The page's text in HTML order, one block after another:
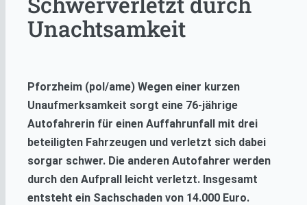
Unachtsamkeit
Pforzheim (pol/ame) Wegen einer kurzen
Unaufmerksamkeit sorgt eine 76-jährige
Autofahrerin für einen Auffahrunfall mit drei
beteiligten Fahrzeugen und verletzt sich dabei
sorgar schwer. Die anderen Autofahrer werden
durch den Aufprall leicht verletzt. Insgesamt
entsteht ein Sachschaden von 14.000 Euro.